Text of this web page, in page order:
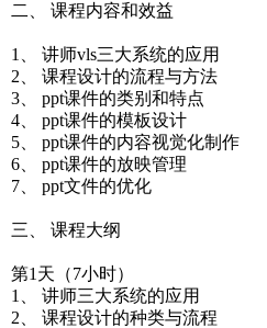
二、 课程内容和效益
1、 讲师vls三大系统的应用
2、 课程设计的流程与方法
3、 ppt课件的类别和特点
4、 ppt课件的模板设计
5、 ppt课件的内容视觉化制作
6、 ppt课件的放映管理
7、 ppt文件的优化
三、 课程大纲
第1天（7小时）
1、 讲师三大系统的应用
2、 课程设计的种类与流程